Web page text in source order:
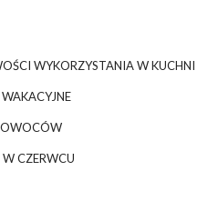
WYKORZYSTANIA W KUCHNI
OWOCÓW
CZERWCU